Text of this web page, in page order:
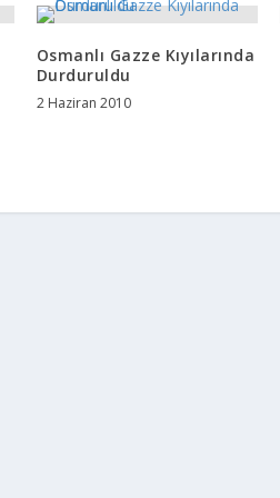
Osmanlı Gazze Kıyılarında
Durduruldu
2 Haziran 2010